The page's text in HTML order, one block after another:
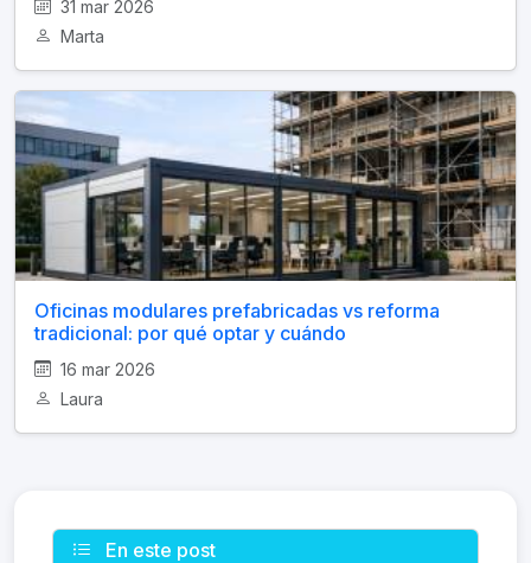
31 mar 2026
Marta
Oficinas modulares prefabricadas vs reforma
tradicional: por qué optar y cuándo
16 mar 2026
Laura
En este post